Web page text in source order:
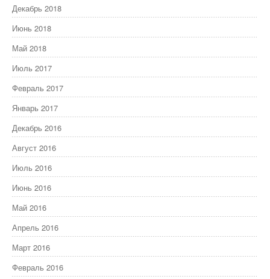
Декабрь 2018
Июнь 2018
Май 2018
Июль 2017
Февраль 2017
Январь 2017
Декабрь 2016
Август 2016
Июль 2016
Июнь 2016
Май 2016
Апрель 2016
Март 2016
Февраль 2016